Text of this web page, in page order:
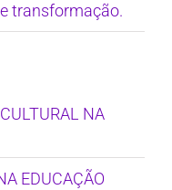
transformação.
NA
EDUCAÇÃO